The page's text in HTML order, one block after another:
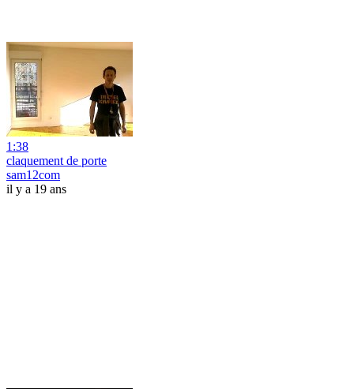
1:38
claquement de porte
sam12com
il y a 19 ans